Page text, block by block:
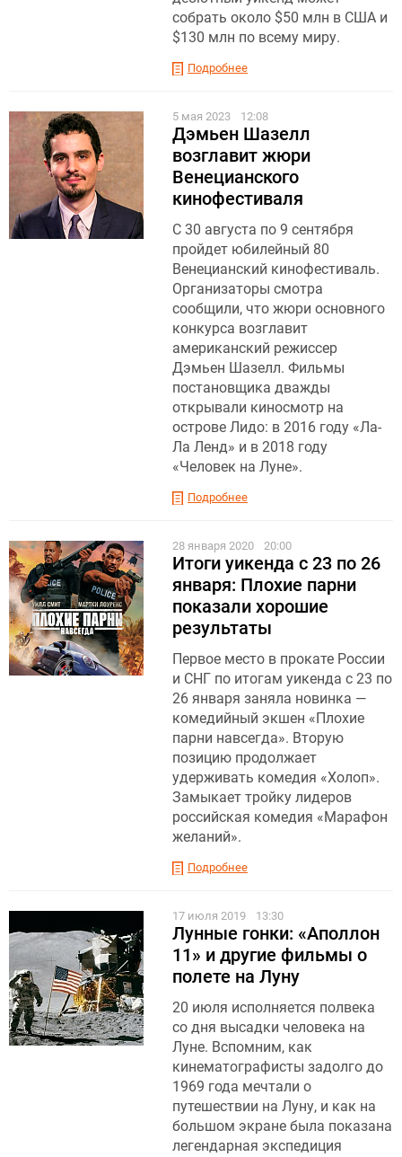
собрать около $50 млн в США и
$130 млн по всему миру.
Подробнее
5 мая 2023 12:08
Дэмьен Шазелл
возглавит жюри
Венецианского
кинофестиваля
С 30 августа по 9 сентября
пройдет юбилейный 80
Венецианский кинофестиваль.
Организаторы смотра
сообщили, что жюри основного
конкурса возглавит
американский режиссер
Дэмьен Шазелл. Фильмы
постановщика дважды
открывали киносмотр на
острове Лидо: в 2016 году «Ла-
Ла Ленд» и в 2018 году
«Человек на Луне».
Подробнее
28 января 2020 20:00
Итоги уикенда с 23 по 26
января: Плохие парни
показали хорошие
результаты
Первое место в прокате России
и СНГ по итогам уикенда с 23 по
26 января заняла новинка —
комедийный экшен «Плохие
парни навсегда». Вторую
позицию продолжает
удерживать комедия «Холоп».
Замыкает тройку лидеров
российская комедия «Марафон
желаний».
Подробнее
17 июля 2019 13:30
Лунные гонки: «Аполлон
11» и другие фильмы о
полете на Луну
20 июля исполняется полвека
со дня высадки человека на
Луне. Вспомним, как
кинематографисты задолго до
1969 года мечтали о
путешествии на Луну, и как на
большом экране была показана
легендарная экспедиция